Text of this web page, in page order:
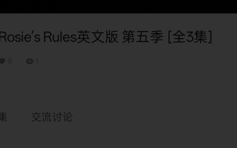
Rules英文版 第五季 [全3集]
交流讨论